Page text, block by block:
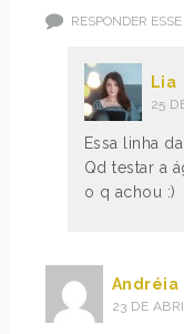
RESPONDER
Lia
25
Essa linha
Qd testar a
o q achou :)
Andréia
23 DE